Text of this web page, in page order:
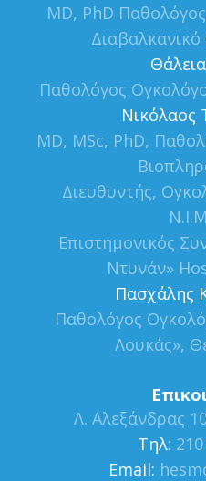
MD, PhD
Παθολόγος
Νικόλαος
MD, MSc, PhD,
Διευθυντής,
Επιστημονικός
Ντυνάν»
Πασχάλης
Παθολόγος
Λουκάς»,
Λ. Αλεξάνδρας
Τηλ:
Εmail: